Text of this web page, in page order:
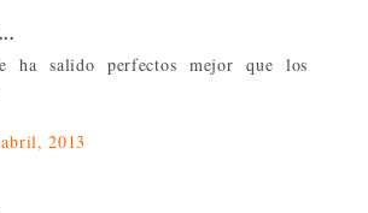
ha salido perfectos mejor que los
2013